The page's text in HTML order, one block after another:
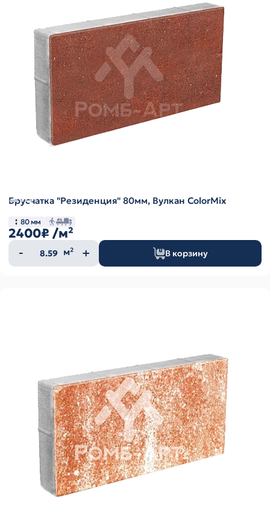
Брусчатка "Резиденция" 80мм, Вулкан ColorMix
80 мм
2400₽ /м²
Количество
товара
м² В корзину